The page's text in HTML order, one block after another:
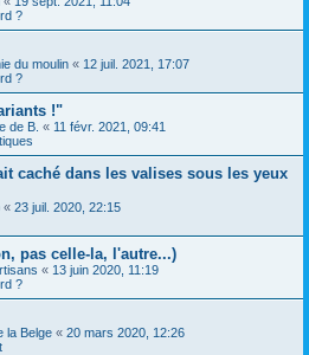
?
du moulin « 12 juil. 2021, 17:07
?
!"
de B. « 11 févr. 2021, 09:41
caché dans les valises sous les yeux
« 23 juil. 2020, 22:15
pas celle-la, l'autre...)
« 13 juin 2020, 11:19
?
la Belge « 20 mars 2020, 12:26